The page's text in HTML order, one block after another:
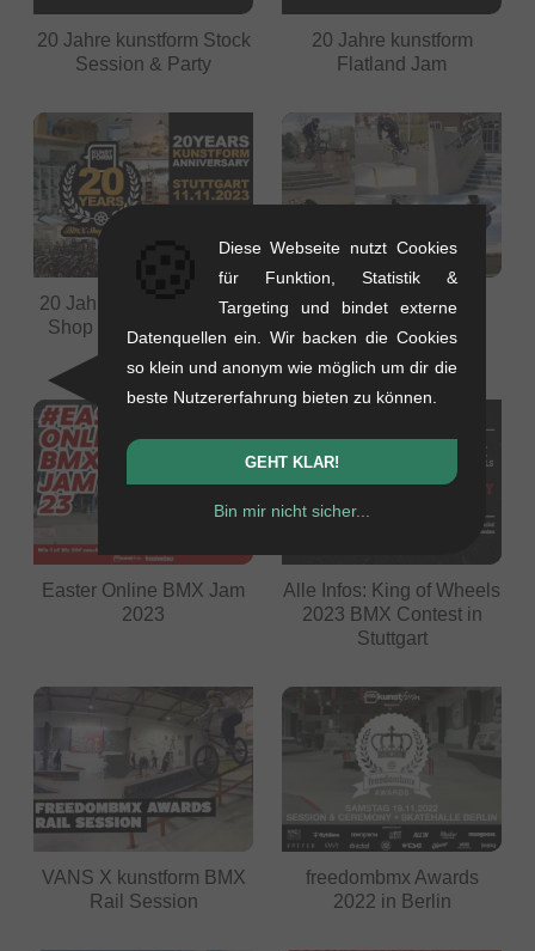
20 Jahre kunstform Stock
Session & Party
20 Jahre kunstform
Flatland Jam
20 Jahre kunstform BMX
Shop Jam am 11.11. in
Stuttgart
Video: Best of
#easteronlinebmxjam
Easter Online BMX Jam
2023
Alle Infos: King of Wheels
2023 BMX Contest in
Stuttgart
VANS X kunstform BMX
Rail Session
freedombmx Awards
2022 in Berlin
Diese Webseite nutzt Cookies
für Funktion, Statistik &
Targeting und bindet externe
Datenquellen ein. Wir backen die Cookies
so klein und anonym wie möglich um dir die
beste Nutzererfahrung bieten zu können.
GEHT KLAR!
Bin mir nicht sicher...